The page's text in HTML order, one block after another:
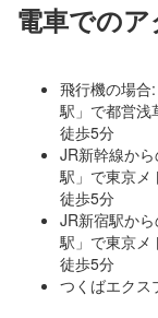
電車での
飛行機の場合
駅」で都営浅
徒歩5分
JR新幹線か
駅」で東京メ
徒歩5分
JR新宿駅か
駅」で東京メ
徒歩5分
つくばエクス